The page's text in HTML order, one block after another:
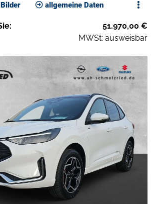
Bilder allgemeine Daten
: 51.970,00 €
MWSt: ausweisbar